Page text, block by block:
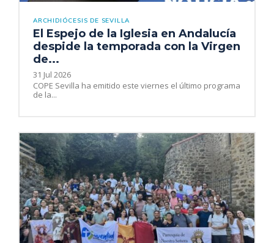
ARCHIDIÓCESIS DE SEVILLA
El Espejo de la Iglesia en Andalucía
despide la temporada con la Virgen
de...
31 Jul 2026
COPE Sevilla ha emitido este viernes el último programa
de la...